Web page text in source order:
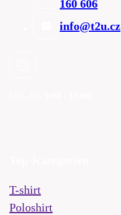
160 606
info@t2u.cz
T-shirt
Poloshirt